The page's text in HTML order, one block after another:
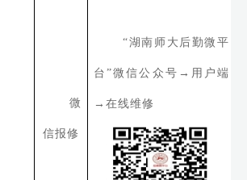
微
信报修
“湖南师大后勤微平
台”微信公众号 → 用户端
→ 在线维修